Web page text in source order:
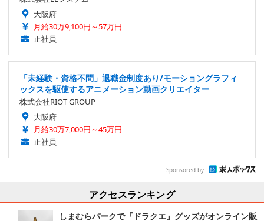
大阪府
月給30万9,100円～57万円
正社員
「未経験・資格不問」退職金制度あり/モーショングラフィ
ックスを駆使するアニメーション動画クリエイター
株式会社RIOT GROUP
大阪府
月給30万7,000円～45万円
正社員
Sponsored by
アクセスランキング
しまむらパークで『ドラクエ』グッズがオンライン販